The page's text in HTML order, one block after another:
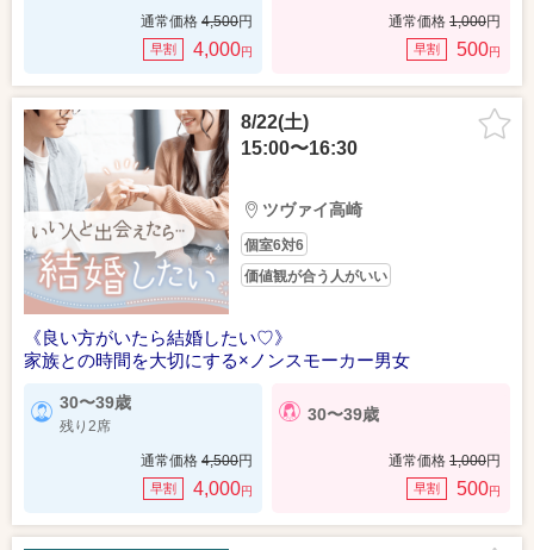
通常価格 4,500円
早割 4,000円
通常価格 1,000円
早割 500円
8/22(土)
15:00〜16:30
ツヴァイ高崎
個室6対6
価値観が合う人がいい
《良い方がいたら結婚したい♡》
家族との時間を大切にする×ノンスモーカー男女
30〜39歳
残り2席
通常価格 4,500円
早割 4,000円
30〜39歳
通常価格 1,000円
早割 500円